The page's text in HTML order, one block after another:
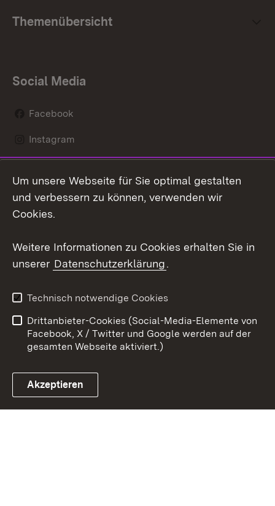
Themenübersicht
Social Media
Facebook
Instagram
Mastodon
Youtube
Link zum Landesportal
Kontakt
Datenschutz
Barrierefreiheit
Impressum Cookies
Um unsere Webseite für Sie optimal gestalten
und verbessern zu können, verwenden wir
Cookies.
Weitere Informationen zu Cookies erhalten Sie in
unserer Datenschutzerklärung.
Technisch notwendige Cookies
Drittanbieter-Cookies (Social-Media-Elemente von
Facebook, X / Twitter und Google werden auf der
gesamten Webseite aktiviert.)
Akzeptieren